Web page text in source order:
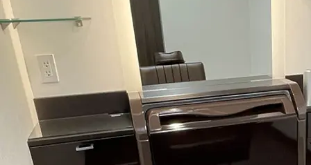
※お電話で髪に関するご相談やご予約も可能です
0120-17-7109
2回目以降のご来店について
ご契